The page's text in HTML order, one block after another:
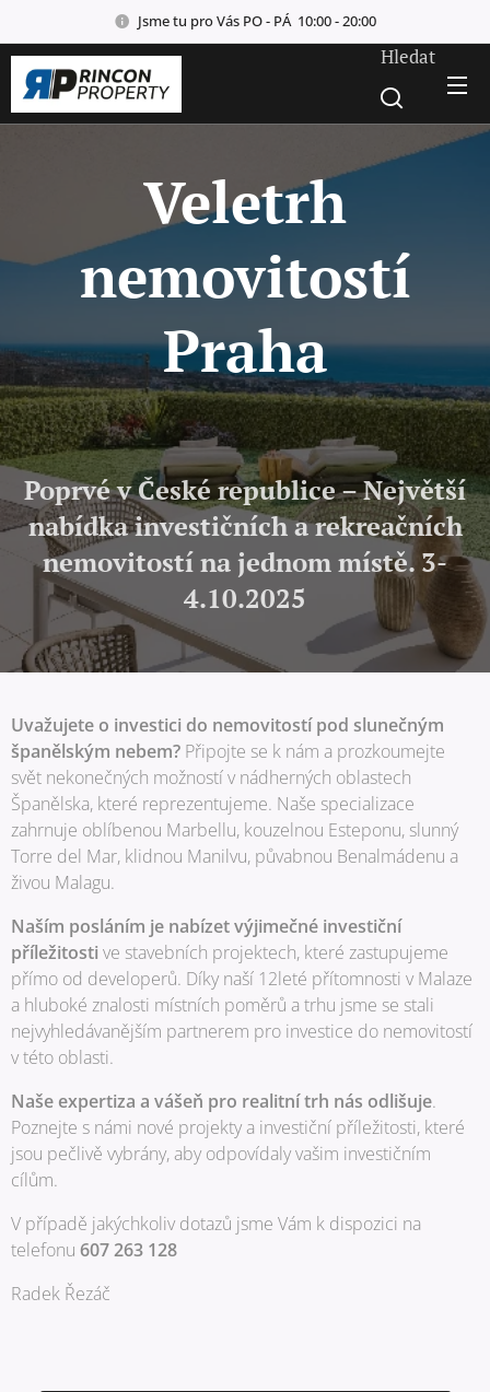
Jsme tu pro Vás PO - PÁ 10:00 - 20:00
Hledat
Veletrh
nemovitostí
Praha
Poprvé v České republice – Největší
nabídka investičních a rekreačních
nemovitostí na jednom místě. 3-
4.10.2025
Uvažujete o investici do nemovitostí pod slunečným
španělským nebem? Připojte se k nám a prozkoumejte
svět nekonečných možností v nádherných oblastech
Španělska, které reprezentujeme. Naše specializace
zahrnuje oblíbenou Marbellu, kouzelnou Esteponu, slunný
Torre del Mar, klidnou Manilvu, půvabnou Benalmádenu a
živou Malagu.
Naším posláním je nabízet výjimečné investiční
příležitosti ve stavebních projektech, které zastupujeme
přímo od developerů. Díky naší 12leté přítomnosti v Malaze
a hluboké znalosti místních poměrů a trhu jsme se stali
nejvyhledávanějším partnerem pro investice do nemovitostí
v této oblasti.
Naše expertiza a vášeň pro realitní trh nás odlišuje.
Poznejte s námi nové projekty a investiční příležitosti, které
jsou pečlivě vybrány, aby odpovídaly vašim investičním
cílům.
V případě jakýchkoliv dotazů jsme Vám k dispozici na
telefonu 607 263 128
Radek Řezáč